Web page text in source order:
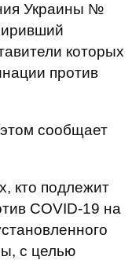
Украины №
которых
против
сообщает
кто подлежит
COVID-19 на
с целью